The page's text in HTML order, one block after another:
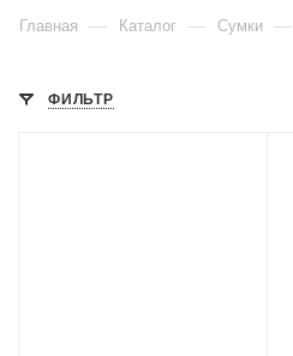
Главная — Каталог — Сумки —
ФИЛЬТР